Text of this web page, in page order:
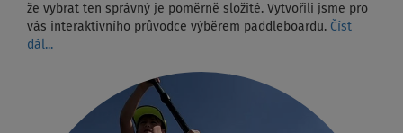
že vybrat ten správný je poměrně složité. Vytvořili jsme pro
vás interaktivního průvodce výběrem paddleboardu. Číst
dál...